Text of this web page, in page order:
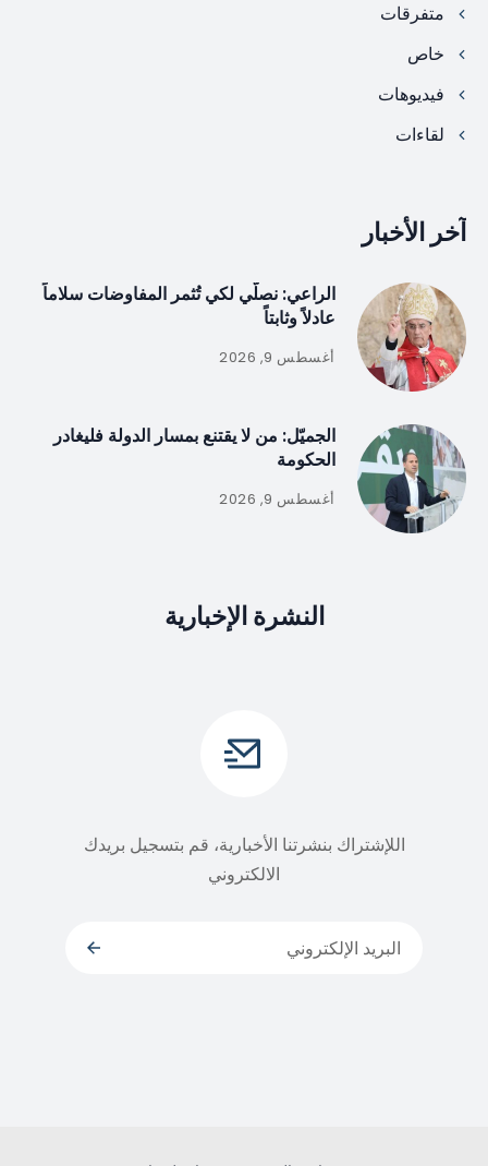
متفرقات
خاص
فيديوهات
لقاءات
آخر الأخبار
الراعي: نصلّي لكي تُثمر المفاوضات سلاماً
عادلاً وثابتاً
أغسطس 9, 2026
الجميّل: من لا يقتنع بمسار الدولة فليغادر
الحكومة
أغسطس 9, 2026
النشرة الإخبارية
اللإشتراك بنشرتنا الأخبارية، قم بتسجيل بريدك
الالكتروني